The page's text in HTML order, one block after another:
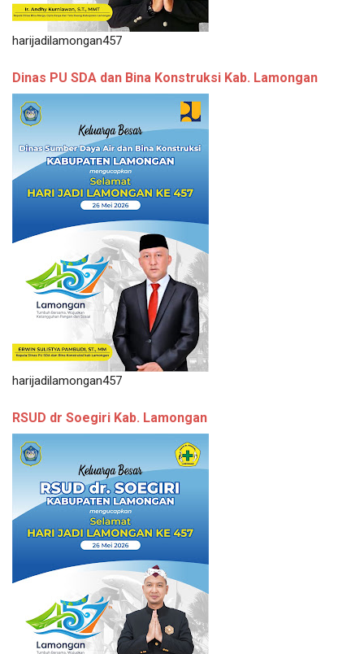
harijadilamongan457
Dinas PU SDA dan Bina Konstruksi Kab. Lamongan
harijadilamongan457
RSUD dr Soegiri Kab. Lamongan